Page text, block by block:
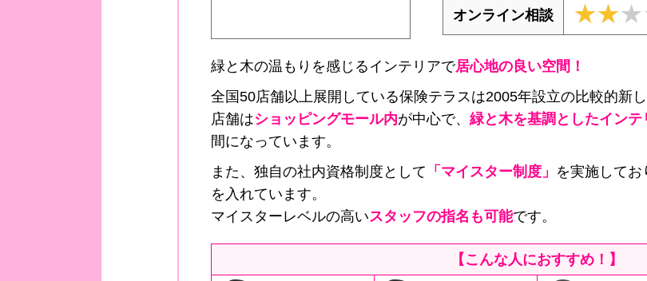
オンライン相談
緑と木の温もりを感じるインテリアで居心地の良い空間！
全国50店舗以上展開している保険テラスは2005年設立の比較的新し
店舗はショッピングモール内が中心で、 緑と木を基調としたインテ
間になっています。
また、独自の社内資格制度として 「マイスター制度」 を実施して
を入れています。
マイスターレベルの高いスタッフの指名も可能です。
【こんな人におすすめ！】